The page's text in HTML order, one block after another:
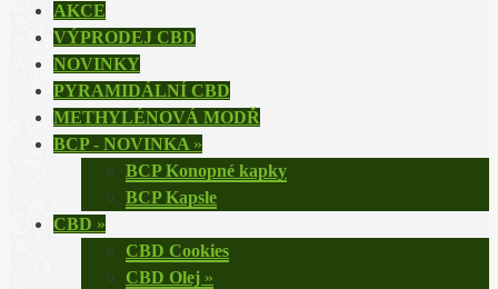
AKCE
VÝPRODEJ CBD
NOVINKY
PYRAMIDÁLNÍ CBD
METHYLÉNOVÁ MODŘ
BCP - NOVINKA »
BCP Konopné kapky
BCP Kapsle
CBD »
CBD Cookies
CBD Olej »